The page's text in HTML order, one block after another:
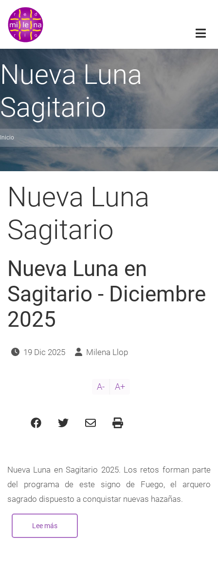
Pasar
contenido
principal
Nueva Luna
Sagitario
Inicio
Nueva Luna
Sagitario
Nueva Luna en
Sagitario - Diciembre
2025
19 Dic 2025 Milena Llop
A- A+
Nueva Luna en Sagitario 2025. Los retos forman parte
del programa de este signo de Fuego, el arquero
sagrado dispuesto a conquistar nuevas hazañas.
Lee mássobre
Luna